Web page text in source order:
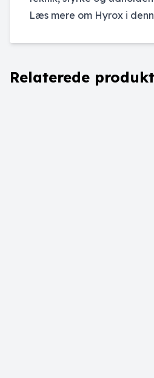
Læs mere om Hyrox i
Relaterede